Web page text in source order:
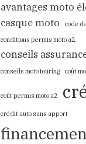
avantages moto
casque moto
code
conditions permis moto a2
conseils
conseils moto touring coût
coût permis moto a2
crédit auto sans apport